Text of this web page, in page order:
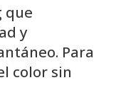
que
y
Para
color sin